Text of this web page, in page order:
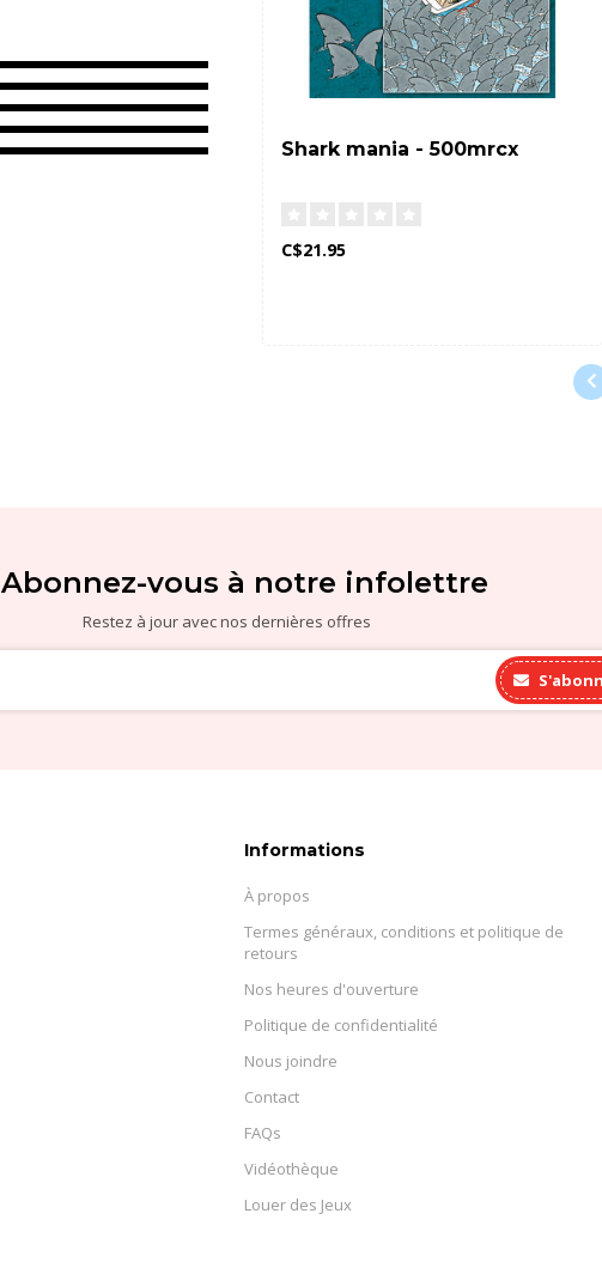
Shark mania - 500mrcx
C$21.95
Abonnez-vous à notre infolettre
Restez à jour avec nos dernières offres
Informations
À propos
Termes généraux, conditions et politique de
retours
Nos heures d'ouverture
Politique de confidentialité
Nous joindre
Contact
FAQs
Vidéothèque
Louer des Jeux